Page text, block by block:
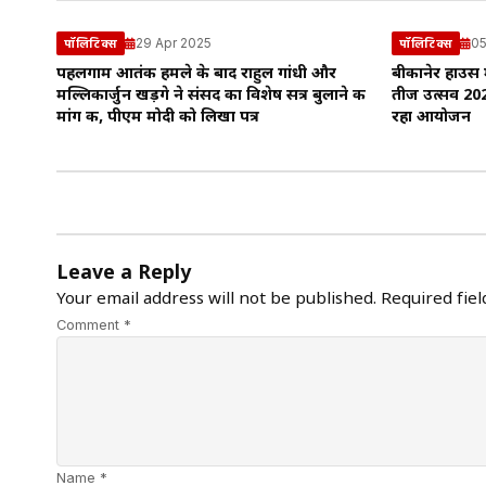
पॉलिटिक्स 29 Apr 2025
पहलगाम आतंकी हमले के बाद राहुल गांधी और
मल्लिकार्जुन खड़गे ने संसद का विशेष सत्र बुलाने की
मांग की, पीएम मोदी को लिखा पत्र
पॉलिटिक्स
बीकानेर
तीज उत्सव
रहा आयोजन
Leave a Reply
Your email address will not be published. Required
Comment *
Name *